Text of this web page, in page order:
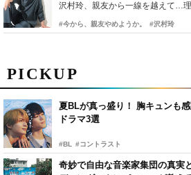
PICKUP
夏BLが真っ盛り！ 胸キュンも
ドラマ3選
#BL #コントラスト
奇妙で自由な音楽家集団の真実
沢村玲、親友から一線を越えて…
#今から、親友やめようか。 #沢村玲